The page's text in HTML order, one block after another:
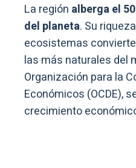
La región alberga el
del planeta. Su
ecosistemas
las más naturales del
Organización para la
Económicos (OCDE),
crecimiento